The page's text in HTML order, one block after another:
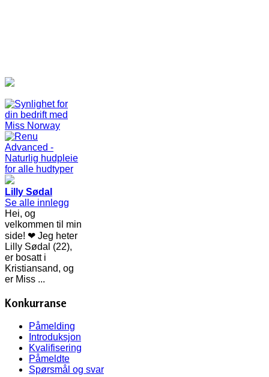
Lilly Sødal
Se alle innlegg
Hei, og
velkommen til min
side! ❤ Jeg heter
Lilly Sødal (22),
er bosatt i
Kristiansand, og
er Miss ...
Konkurranse
Påmelding
Introduksjon
Kvalifisering
Påmeldte
Spørsmål og svar